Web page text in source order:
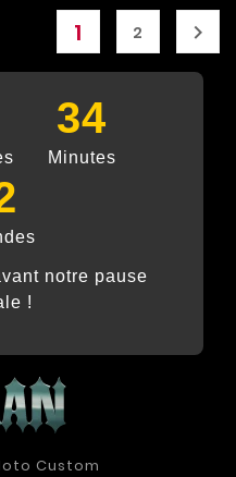
1 2 
34
Minutes
notre pause
!
Custom